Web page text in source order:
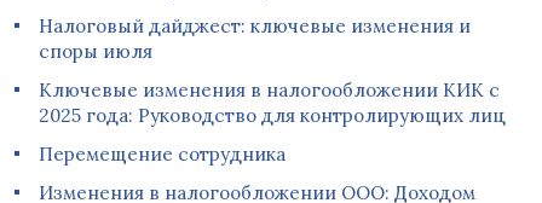
Налоговый дайджест: ключевые изменения и
споры июля
Ключевые изменения в налогообложении КИК с
2025 года: Руководство для контролирующих лиц
Перемещение сотрудника
Изменения в налогообложении ООО: Доходом